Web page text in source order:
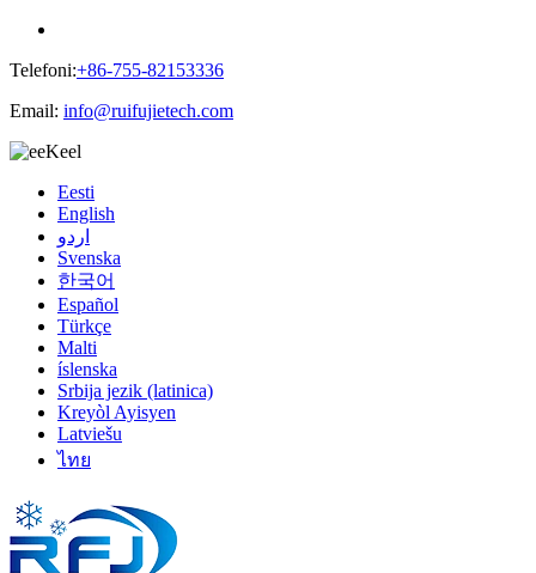
Telefoni:+86-755-82153336
Email: info@ruifujietech.com
Keel
Eesti
English
اردو
Svenska
한국어
Español
Türkçe
Malti
íslenska
Srbija jezik (latinica)
Kreyòl Ayisyen
Latviešu
ไทย